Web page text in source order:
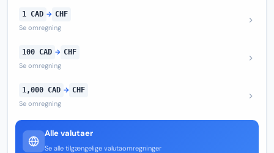
1 CAD → CHF
Se omregning
100 CAD → CHF
Se omregning
1,000 CAD → CHF
Se omregning
Alle valutaer
Se alle tilgængelige valutaomregninger